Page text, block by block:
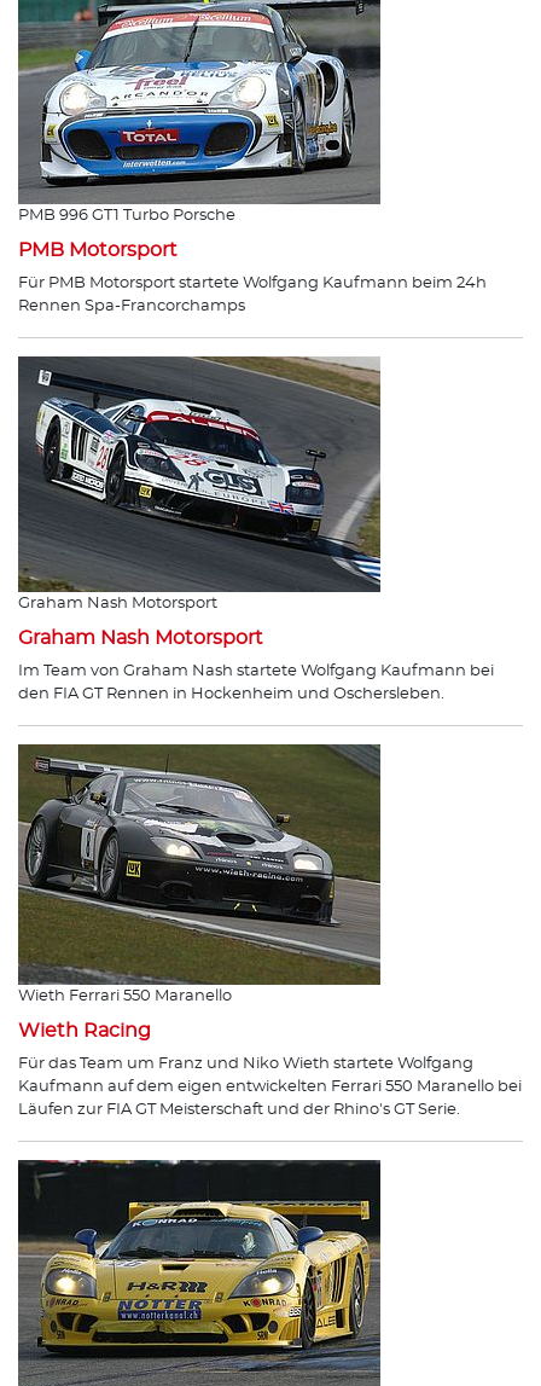
PMB 996 GT1 Turbo Porsche
PMB Motorsport
Für PMB Motorsport startete Wolfgang Kaufmann beim 24h
Rennen Spa-Francorchamps
Graham Nash Motorsport
Graham Nash Motorsport
Im Team von Graham Nash startete Wolfgang Kaufmann bei
den FIA GT Rennen in Hockenheim und Oschersleben.
Wieth Ferrari 550 Maranello
Wieth Racing
Für das Team um Franz und Niko Wieth startete Wolfgang
Kaufmann auf dem eigen entwickelten Ferrari 550 Maranello bei
Läufen zur FIA GT Meisterschaft und der Rhino's GT Serie.